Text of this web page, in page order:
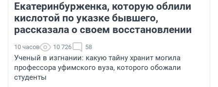
Екатеринбурженка, которую облили
кислотой по указке бывшего,
рассказала о своем восстановлении
10 часов 10 726 58
Ученый в изгнании: какую тайну хранит могила
профессора уфимского вуза, которого обожали
студенты